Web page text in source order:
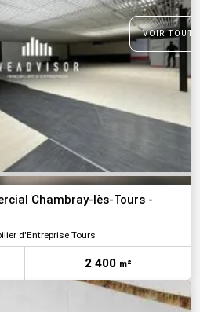
VOIR
Chambray-lès-Tours -
d'Entreprise Tours
2 400 m²